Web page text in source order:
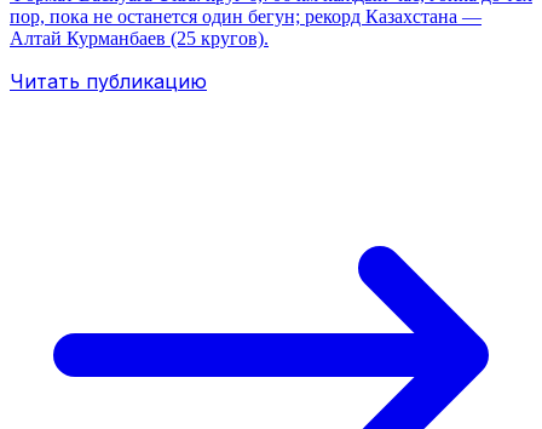
пор, пока не останется один бегун; рекорд Казахстана —
Алтай Курманбаев (25 кругов).
Читать публикацию